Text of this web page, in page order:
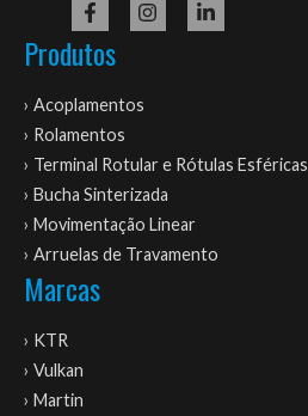
Produtos
› Acoplamentos
› Rolamentos
› Terminal Rotular e Rótulas Esféricas
› Bucha Sinterizada
› Movimentação Linear
› Arruelas de Travamento
Marcas
› KTR
› Vulkan
› Martin